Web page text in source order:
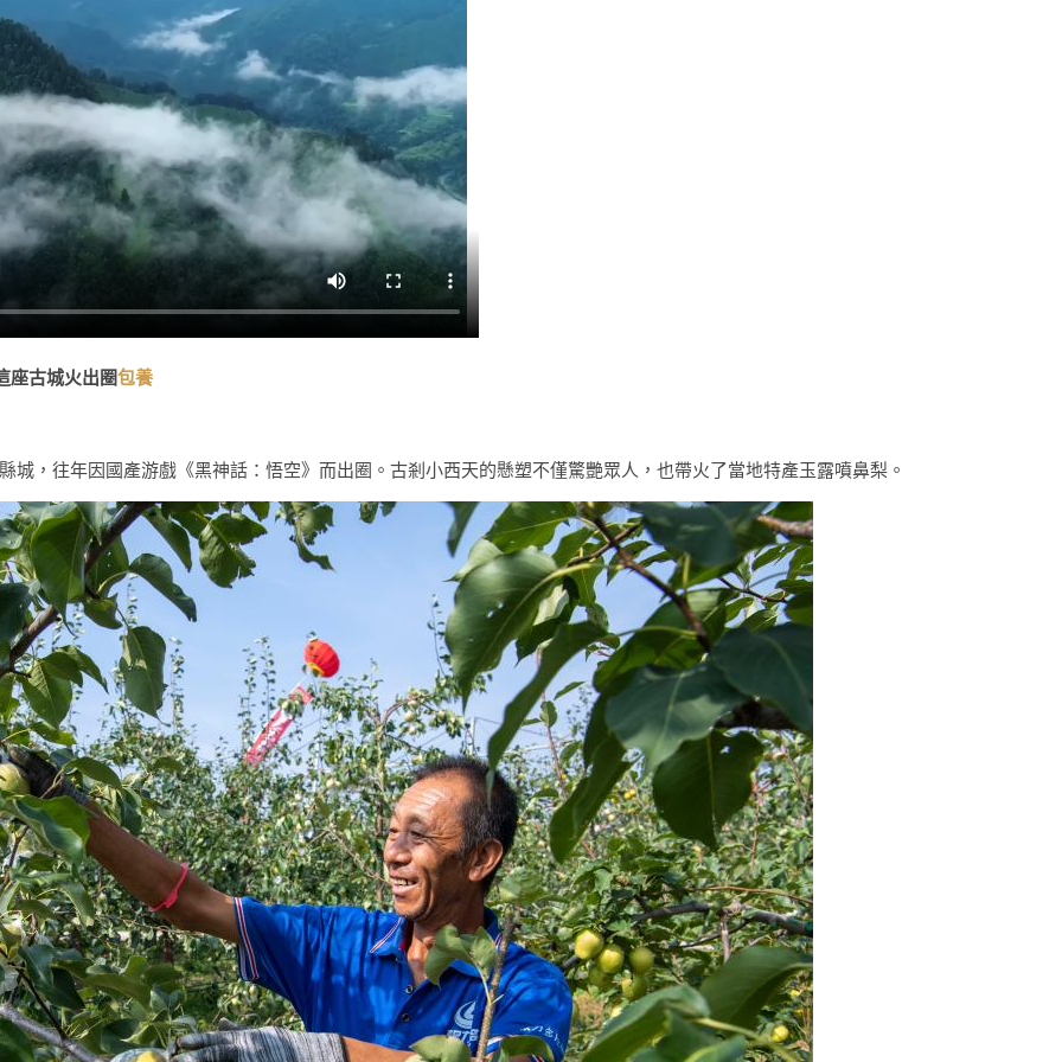
座古城火出圈包養
城，往年因國產游戲《黑神話：悟空》而出圈。古剎小西天的懸塑不僅驚艷眾人，也帶火了當地特產玉露噴鼻梨。